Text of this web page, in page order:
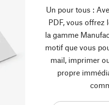
Un pour tous :
PDF, vous offrez
la gamme
motif que vous
mail, imprimer
propre